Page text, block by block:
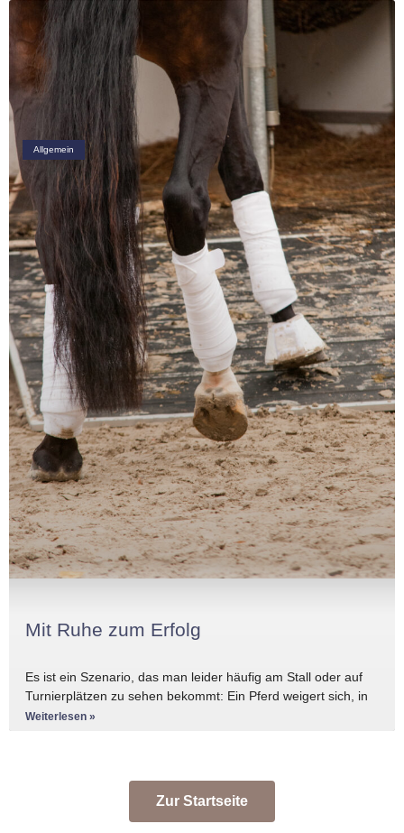
Allgemein
Mit Ruhe zum Erfolg
Es ist ein Szenario, das man leider häufig am Stall oder auf
Turnierplätzen zu sehen bekommt: Ein Pferd weigert sich, in
den Anhänger zu
Weiterlesen »
Zur Startseite